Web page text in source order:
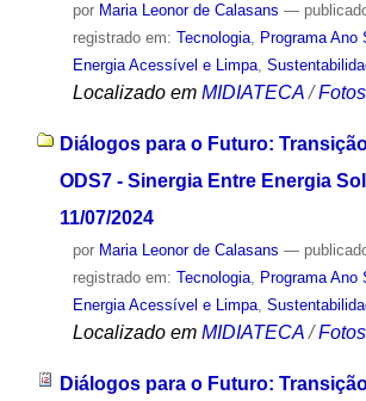
por Maria Leonor de Calasans —
registrado em: Tecnologia, Programa Ano
Energia Acessível e Limpa,
Localizado em MIDIATECA /Fotos
Diálogos para o Futuro:
ODS7 - Sinergia Entre Energia
11/07/2024
por Maria Leonor de Calasans —
registrado em: Tecnologia, Programa Ano
Energia Acessível e Limpa,
Localizado em MIDIATECA /Fotos
Diálogos para o Futuro: